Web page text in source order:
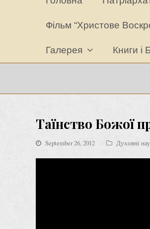
Фільм “Христове
Галерея Книги і
Таїнство Божої
September 26, 2012 Духовні